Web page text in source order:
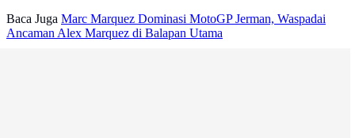
Baca Juga Marc Marquez Dominasi MotoGP Jerman, Waspadai
Ancaman Alex Marquez di Balapan Utama